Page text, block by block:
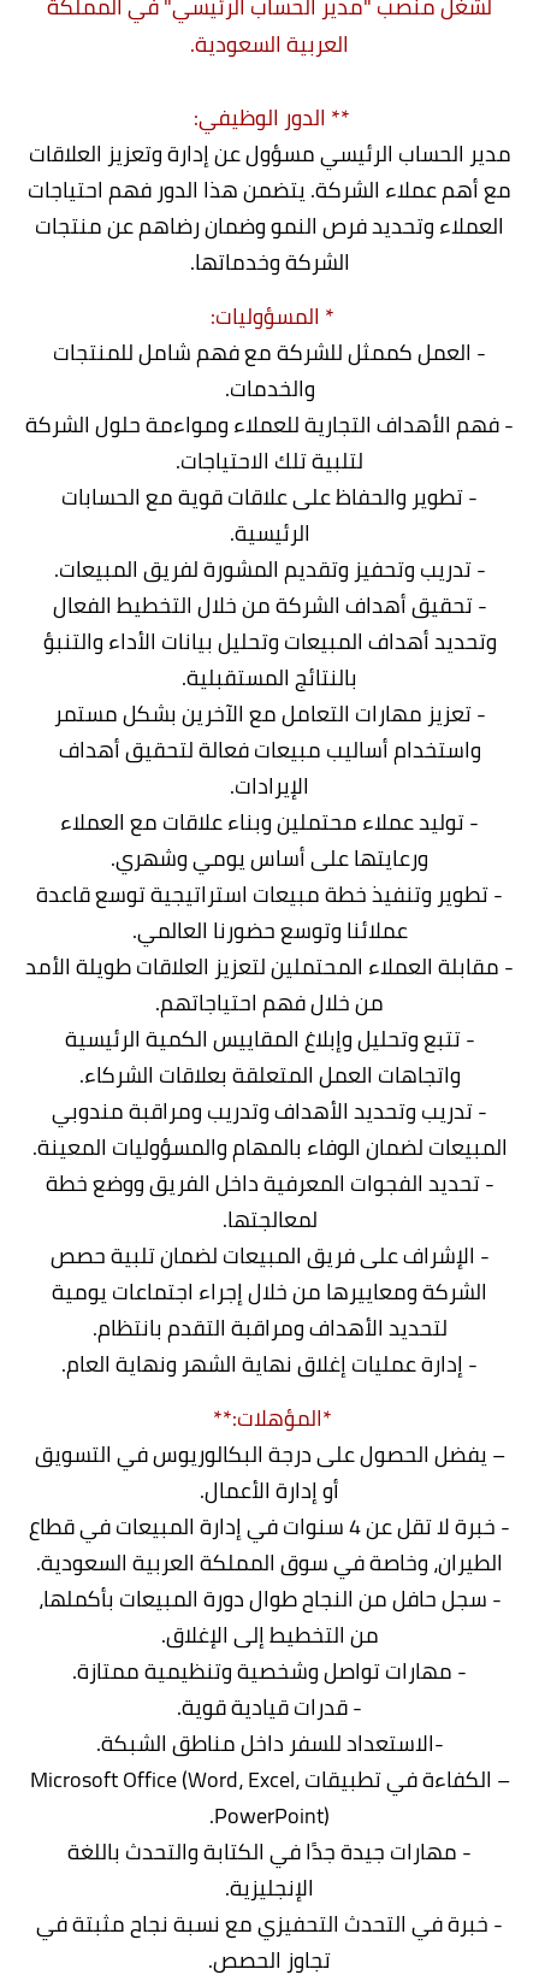
العربية السعودية.
** الدور الوظيفي:
مدير الحساب الرئيسي مسؤول عن إدارة وتعزيز العلاقات
مع أهم عملاء الشركة. يتضمن هذا الدور فهم احتياجات
العملاء وتحديد فرص النمو وضمان رضاهم عن منتجات
الشركة وخدماتها.
* المسؤوليات:
- العمل كممثل للشركة مع فهم شامل للمنتجات
والخدمات.
- فهم الأهداف التجارية للعملاء ومواءمة حلول الشركة
لتلبية تلك الاحتياجات.
- تطوير والحفاظ على علاقات قوية مع الحسابات
الرئيسية.
- تدريب وتحفيز وتقديم المشورة لفريق المبيعات.
- تحقيق أهداف الشركة من خلال التخطيط الفعال
وتحديد أهداف المبيعات وتحليل بيانات الأداء والتنبؤ
بالنتائج المستقبلية.
- تعزيز مهارات التعامل مع الآخرين بشكل مستمر
واستخدام أساليب مبيعات فعالة لتحقيق أهداف
الإيرادات.
- توليد عملاء محتملين وبناء علاقات مع العملاء
ورعايتها على أساس يومي وشهري.
- تطوير وتنفيذ خطة مبيعات استراتيجية توسع قاعدة
عملائنا وتوسع حضورنا العالمي.
- مقابلة العملاء المحتملين لتعزيز العلاقات طويلة الأمد
من خلال فهم احتياجاتهم.
- تتبع وتحليل وإبلاغ المقاييس الكمية الرئيسية
واتجاهات العمل المتعلقة بعلاقات الشركاء.
- تدريب وتحديد الأهداف وتدريب ومراقبة مندوبي
المبيعات لضمان الوفاء بالمهام والمسؤوليات المعينة.
- تحديد الفجوات المعرفية داخل الفريق ووضع خطة
لمعالجتها.
- الإشراف على فريق المبيعات لضمان تلبية حصص
الشركة ومعاييرها من خلال إجراء اجتماعات يومية
لتحديد الأهداف ومراقبة التقدم بانتظام.
- إدارة عمليات إغلاق نهاية الشهر ونهاية العام.
*المؤهلات:**
– يفضل الحصول على درجة البكالوريوس في التسويق
أو إدارة الأعمال.
- خبرة لا تقل عن 4 سنوات في إدارة المبيعات في قطاع
الطيران، وخاصة في سوق المملكة العربية السعودية.
- سجل حافل من النجاح طوال دورة المبيعات بأكملها،
من التخطيط إلى الإغلاق.
- مهارات تواصل وشخصية وتنظيمية ممتازة.
- قدرات قيادية قوية.
-الاستعداد للسفر داخل مناطق الشبكة.
– الكفاءة في تطبيقات Microsoft Office (Word، Excel،
PowerPoint).
- مهارات جيدة جدًا في الكتابة والتحدث باللغة
الإنجليزية.
- خبرة في التحدث التحفيزي مع نسبة نجاح مثبتة في
تجاوز الحصص.